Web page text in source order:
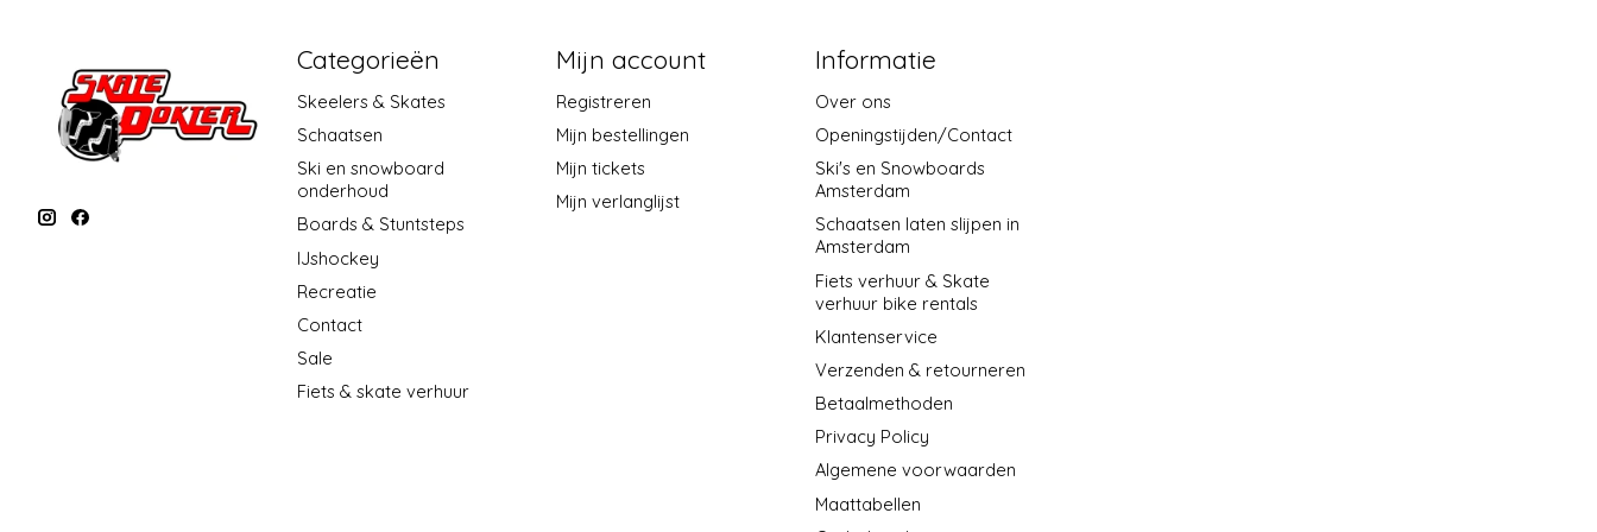
Categorieën
Skeelers & Skates
Schaatsen
Ski en snowboard
onderhoud
Boards & Stuntsteps
IJshockey
Recreatie
Contact
Sale
Fiets & skate verhuur
Mijn account
Registreren
Mijn bestellingen
Mijn tickets
Mijn verlanglijst
Informatie
Over ons
Openingstijden/Contact
Ski's en Snowboards
Amsterdam
Schaatsen laten slijpen in
Amsterdam
Fiets verhuur & Skate
verhuur bike rentals
Klantenservice
Verzenden & retourneren
Betaalmethoden
Privacy Policy
Algemene voorwaarden
Maattabellen